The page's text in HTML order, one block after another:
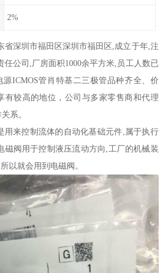
2%
省深圳市福田区深圳市福田区,成立于年,注
任公司,厂房面积1000余平方米,员工人数已
源ICMOS管肖特基二三极管品种齐全、价
有较高的地位，公司与多家零售商和代理
系。
用来控制流体的自动化基础元件,属于执行
磁阀用于控制液压流动方向,工厂的机械装
以就会用到电磁阀。